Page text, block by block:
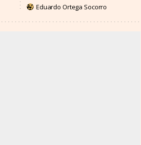
Eduardo Ortega Socorro